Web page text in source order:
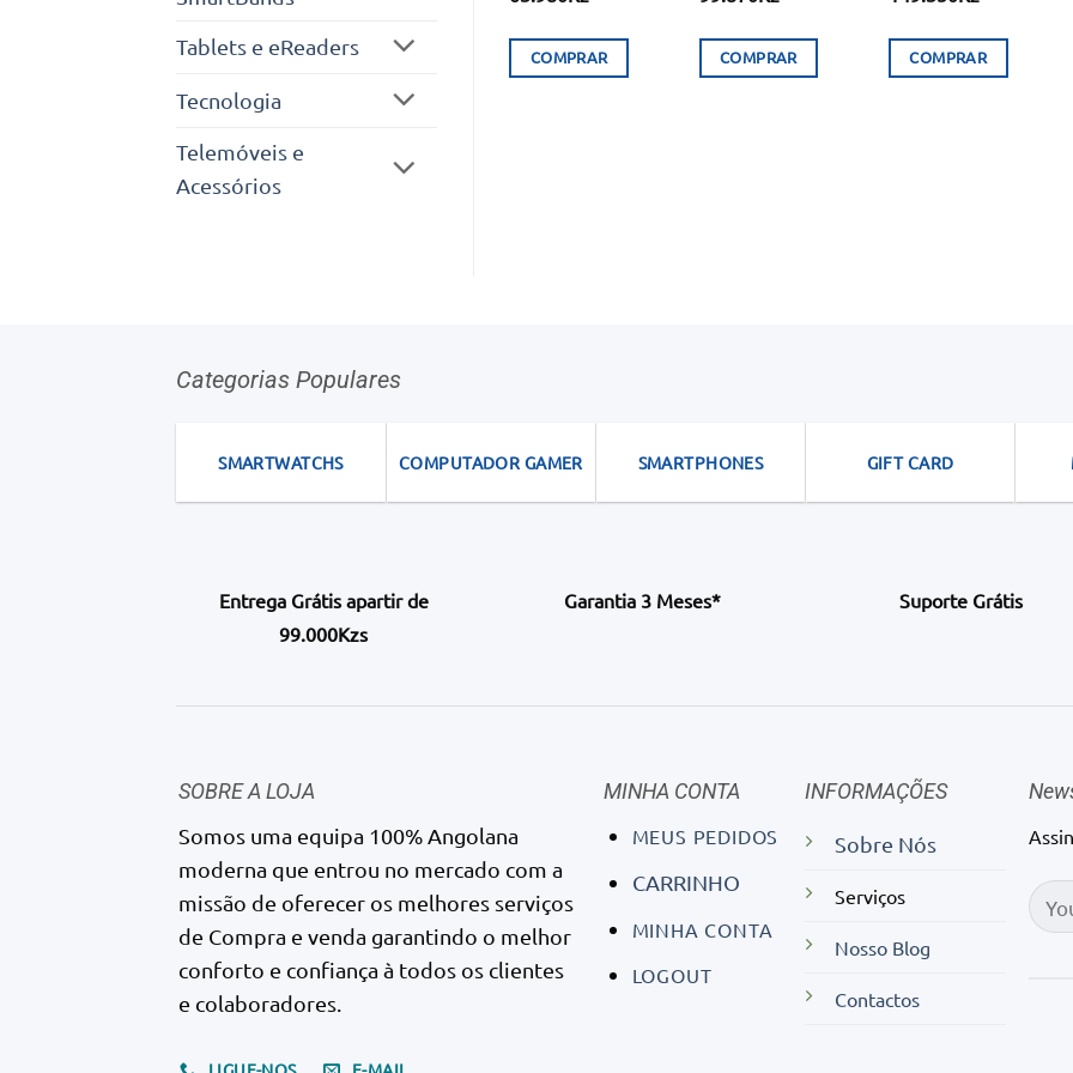
Tablets e eReaders
Tecnologia
Telemóveis e
Acessórios
COMPRAR COMPRAR COMPRAR
Categorias Populares
SMARTWATCHS COMPUTADOR GAMER SMARTPHONES GIFT CARD
Entrega Grátis apartir de
99.000Kzs
Garantia 3 Meses* Suporte Grátis
SOBRE A LOJA
Somos uma equipa 100% Angolana
moderna que entrou no mercado com a
missão de oferecer os melhores serviços
de Compra e venda garantindo o melhor
conforto e confiança à todos os clientes
e colaboradores.
MINHA CONTA
MEUS PEDIDOS
CARRINHO
MINHA CONTA
LOGOUT
INFORMAÇÕES
Sobre Nós
Serviços
Nosso Blog
Contactos